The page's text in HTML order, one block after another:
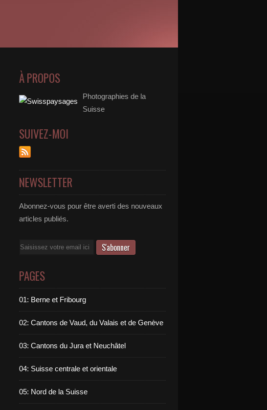
À PROPOS
Photographies de la
Suisse
SUIVEZ-MOI
NEWSLETTER
Abonnez-vous pour être averti des nouveaux
articles publiés.
Email
PAGES
01: Berne et Fribourg
02: Cantons de Vaud, du Valais et de Genève
03: Cantons du Jura et Neuchâtel
04: Suisse centrale et orientale
05: Nord de la Suisse